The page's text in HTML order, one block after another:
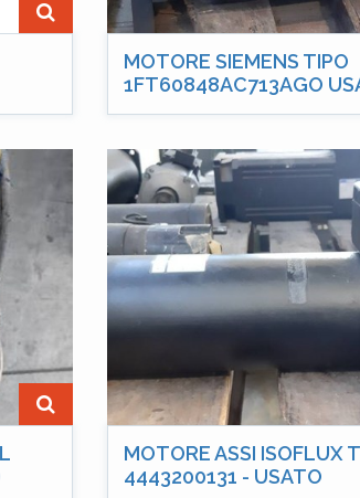
MOTORE SIEMENS TIPO
1FT60848AC713AGO
MOTORE ASSI ISOFLUX
4443200131 - USATO